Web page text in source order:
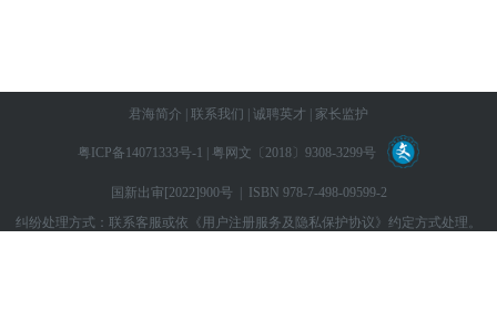
君海简介 | 联系我们 | 诚聘英才 | 家长监护
粤ICP备14071333号-1 粤网文〔2018〕9308-3299号
国新出审[2022]900号 | ISBN 978-7-498-09599-2
纠纷处理方式：联系客服或依 《用户注册服务及隐私保护协议》 约定方式处理。